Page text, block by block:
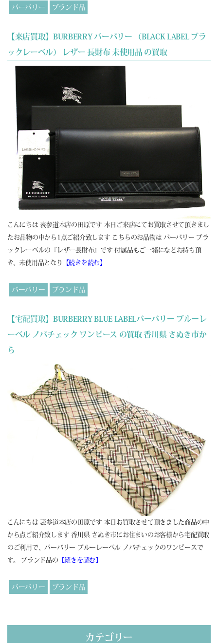
バーバリー ブランド品
【来店買取】BURBERRY バーバリー （BLACK LABEL ブラ
ックレーベル） レザー 長財布 未使用品 の買取
こんにちは 表参道本店の田原です 本日ご来店にてお買取させて頂きまし
たお品物の中から1点ご紹介致します こちらのお品物は バーバリー ブラ
ックレーベルの『レザー長財布』です 付属品もご一緒になどお持ち頂
き、未使用品となり
【続きを読む】
バーバリー ブランド品
【宅配買取】BURBERRY BLUE LABELバーバリー ブルーレ
ーベル ノバチェック ワンピース の買取 香川県 さぬき市か
ら
こんにちは 表参道本店の田原です 本日お買取させて頂きました商品の中
から点ご紹介致します 香川県 さぬき市にお住まいのお客様から宅配買取
のご利用で、バーバリー ブルーレーベル ノバチェックのワンピースで
す。 ブランド品の 【続きを読む】
バーバリー ブランド品
カテゴリー